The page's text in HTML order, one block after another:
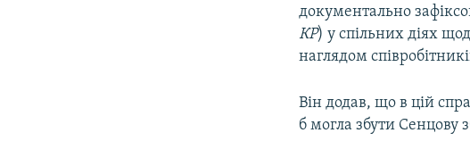
документально
КР) у спільних діях
наглядом
Він додав, що в цій
б могла збути Сенцову